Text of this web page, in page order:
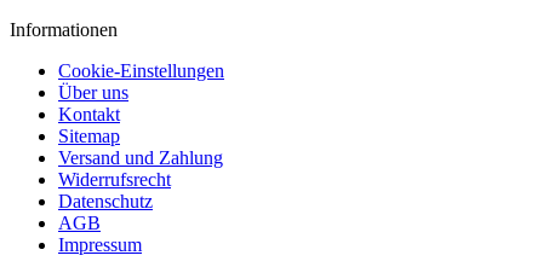
Informationen
Cookie-Einstellungen
Über uns
Kontakt
Sitemap
Versand und Zahlung
Widerrufsrecht
Datenschutz
AGB
Impressum